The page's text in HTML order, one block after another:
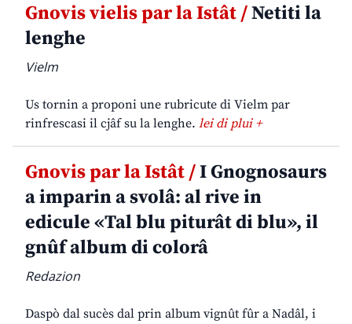
Gnovis vielis par la Istât /Netiti la
lenghe
Vielm
Us tornin a proponi une rubricute di Vielm par
rinfrescasi il cjâf su la lenghe. lei di plui +
Gnovis par la Istât /I Gnognosaurs
a imparin a svolâ: al rive in
edicule «Tal blu piturât di blu», il
gnûf album di colorâ
Redazion
Daspò dal sucès dal prin album vignût fûr a Nadâl, i